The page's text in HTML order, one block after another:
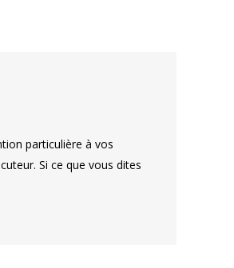
particulière à vos
Si ce que vous dites